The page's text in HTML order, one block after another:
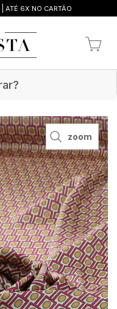
ATÉ 6X NO CARTÃO
zoom